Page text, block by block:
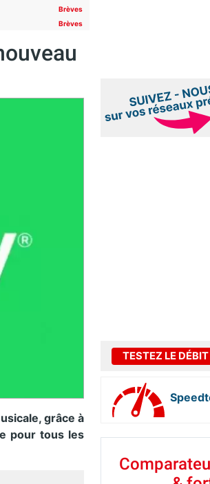
Brèves
Brèves
grâce à
pour tous les
TESTEZ LE